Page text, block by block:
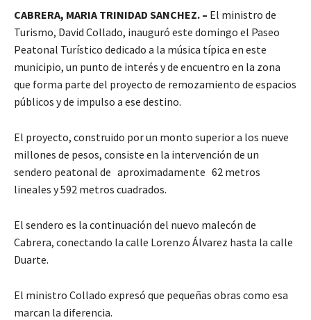
CABRERA, MARIA TRINIDAD SANCHEZ. – El ministro de
Turismo, David Collado, inauguró este domingo el Paseo
Peatonal Turístico dedicado a la música típica en este
municipio, un punto de interés y de encuentro en la zona
que forma parte del proyecto de remozamiento de espacios
públicos y de impulso a ese destino.
El proyecto, construido por un monto superior a los nueve
millones de pesos, consiste en la intervención de un
sendero peatonal de aproximadamente 62 metros
lineales y 592 metros cuadrados.
El sendero es la continuación del nuevo malecón de
Cabrera, conectando la calle Lorenzo Álvarez hasta la calle
Duarte.
El ministro Collado expresó que pequeñas obras como esa
marcan la diferencia.